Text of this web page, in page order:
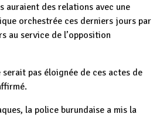
auraient des relations avec une
orchestrée ces derniers jours par
au service de l’opposition
pas éloignée de ces actes de
la police burundaise a mis la